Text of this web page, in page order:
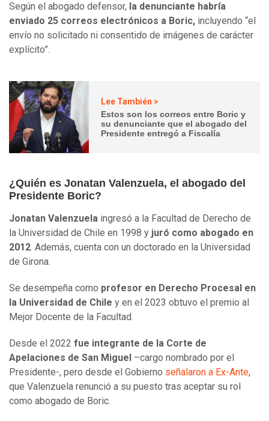
Según el abogado defensor, la denunciante habría
enviado 25 correos electrónicos a Boric, incluyendo “el
envío no solicitado ni consentido de imágenes de carácter
explícito”.
Lee También >
Estos son los correos entre Boric y
su denunciante que el abogado del
Presidente entregó a Fiscalía
¿Quién es Jonatan Valenzuela, el abogado del
Presidente Boric?
Jonatan Valenzuela ingresó a la Facultad de Derecho de
la Universidad de Chile en 1998 y juró como abogado en
2012. Además, cuenta con un doctorado en la Universidad
de Girona.
Se desempeña como profesor en Derecho Procesal en
la Universidad de Chile y en el 2023 obtuvo el premio al
Mejor Docente de la Facultad.
Desde el 2022 fue integrante de la Corte de
Apelaciones de San Miguel –cargo nombrado por el
Presidente-, pero desde el Gobierno señalaron a Ex-Ante,
que Valenzuela renunció a su puesto tras aceptar su rol
como abogado de Boric.